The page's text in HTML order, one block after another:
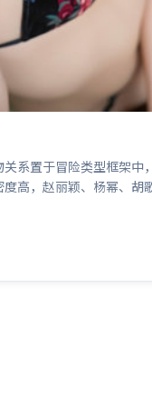
系置于冒险类型框架中
高，赵丽颖、杨幂、胡
偏美国都市与冷色调摄影